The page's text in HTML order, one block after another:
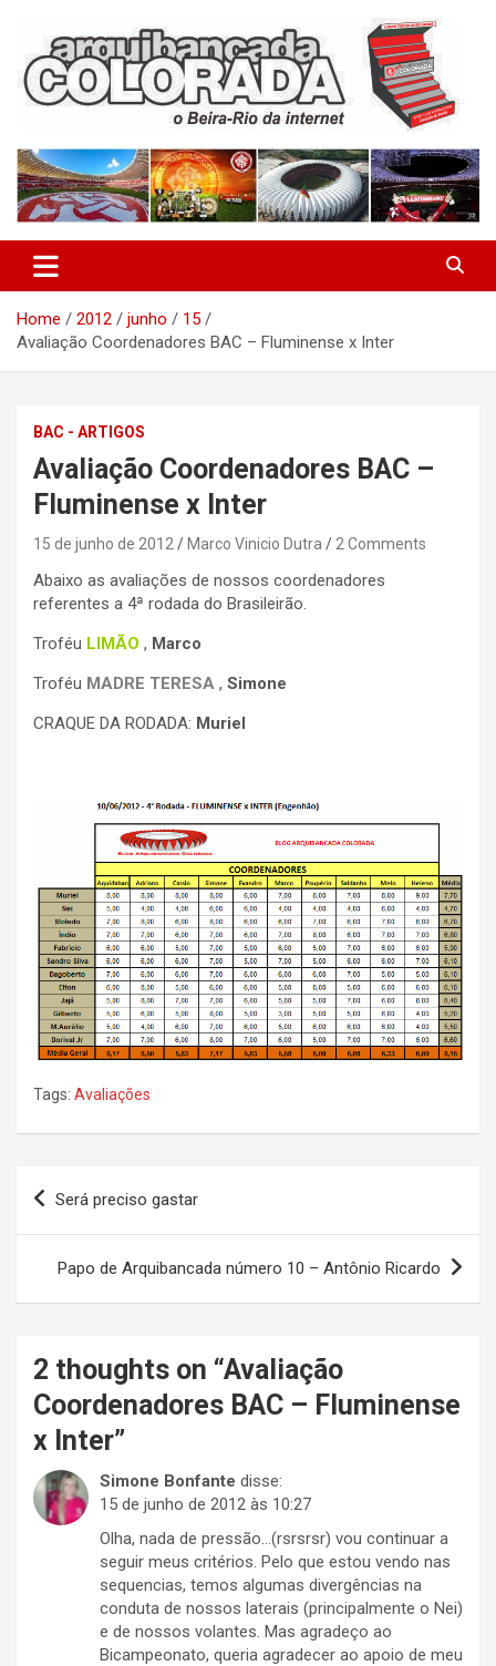
content
Arquibancada Colorada
Home 2012 junho
15
Avaliação Coordenadores BAC – Fluminense x Inter
BAC - ARTIGOS
Avaliação Coordenadores BAC –
Fluminense x Inter
15 de junho de 2012 Marco Vinicio Dutra 2 Comments
Abaixo as avaliações de nossos coordenadores
referentes a 4ª rodada do Brasileirão.
Troféu LIMÃO , Marco
Troféu MADRE TERESA , Simone
CRAQUE DA RODADA: Muriel
Tags: Avaliações
Navegação
Será preciso gastar
Papo de Arquibancada número 10 – Antônio Ricardo
2 thoughts on “Avaliação
Coordenadores BAC – Fluminense
x Inter”
Simone Bonfante disse:
15 de junho de 2012 às 10:27
Olha, nada de pressão…(rsrsrsr) vou continuar a
seguir meus critérios. Pelo que estou vendo nas
sequencias, temos algumas divergências na
conduta de nossos laterais (principalmente o Nei)
e de nossos volantes. Mas agradeço ao
Bicampeonato, queria agradecer ao apoio de meu